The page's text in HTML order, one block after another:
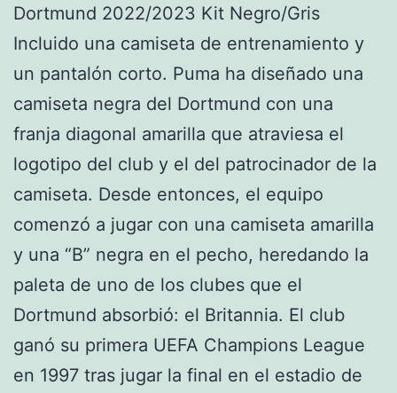
Dortmund 2022/2023 Kit Negro/Gris
Incluido una camiseta de entrenamiento y
un pantalón corto. Puma ha diseñado una
camiseta negra del Dortmund con una
franja diagonal amarilla que atraviesa el
logotipo del club y el del patrocinador de la
camiseta. Desde entonces, el equipo
comenzó a jugar con una camiseta amarilla
y una “B” negra en el pecho, heredando la
paleta de uno de los clubes que el
Dortmund absorbió: el Britannia. El club
ganó su primera UEFA Champions League
en 1997 tras jugar la final en el estadio de